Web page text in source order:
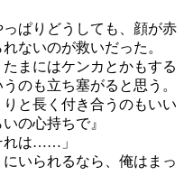
ぱりどうしても、顔が赤
ないのが救いだった。
まにはケンカとかもする
のも立ち塞がると思う。
と長く付き合うのもいい
の心持ちで』
れは……」
いられるなら、俺はまっ